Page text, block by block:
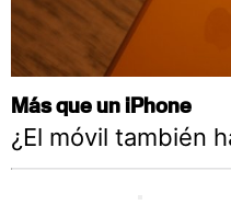
Más que un iPhone
¿El móvil también